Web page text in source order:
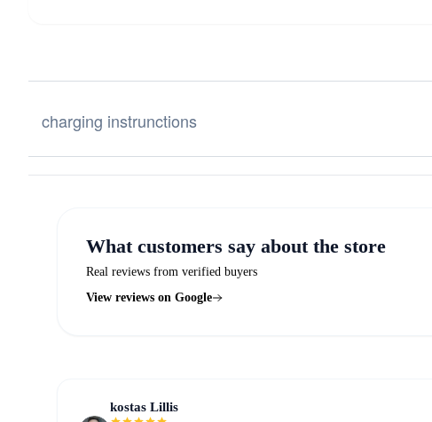
charging instrunctions
What customers say about the store
Real reviews from verified buyers
View reviews on Google
kostas Lillis